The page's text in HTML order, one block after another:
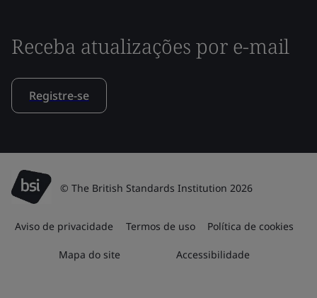
Receba atualizações por e-mail
Registre-se
© The British Standards Institution 2026
Aviso de privacidade Termos de uso Política de cookies
Mapa do site Accessibilidade